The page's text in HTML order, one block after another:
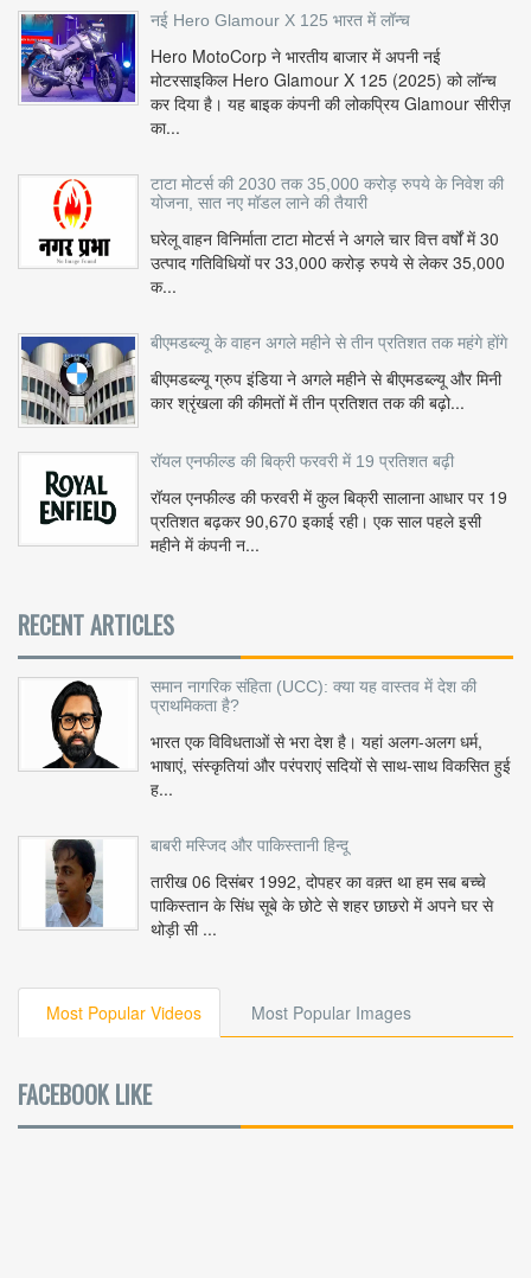
नई Hero Glamour X 125 भारत में लॉन्च
Hero MotoCorp ने भारतीय बाजार में अपनी नई
मोटरसाइकिल Hero Glamour X 125 (2025) को लॉन्च
कर दिया है। यह बाइक कंपनी की लोकप्रिय Glamour सीरीज़
का...
टाटा मोटर्स की 2030 तक 35,000 करोड़ रुपये के निवेश की
योजना, सात नए मॉडल लाने की तैयारी
घरेलू वाहन विनिर्माता टाटा मोटर्स ने अगले चार वित्त वर्षों में 30
उत्पाद गतिविधियों पर 33,000 करोड़ रुपये से लेकर 35,000
क...
बीएमडब्ल्यू के वाहन अगले महीने से तीन प्रतिशत तक महंगे होंगे
बीएमडब्ल्यू ग्रुप इंडिया ने अगले महीने से बीएमडब्ल्यू और मिनी
कार श्रृंखला की कीमतों में तीन प्रतिशत तक की बढ़ो...
रॉयल एनफील्ड की बिक्री फरवरी में 19 प्रतिशत बढ़ी
रॉयल एनफील्ड की फरवरी में कुल बिक्री सालाना आधार पर 19
प्रतिशत बढ़कर 90,670 इकाई रही। एक साल पहले इसी
महीने में कंपनी न...
RECENT ARTICLES
समान नागरिक संहिता (UCC): क्या यह वास्तव में देश की
प्राथमिकता है?
भारत एक विविधताओं से भरा देश है। यहां अलग-अलग धर्म,
भाषाएं, संस्कृतियां और परंपराएं सदियों से साथ-साथ विकसित हुई
ह...
बाबरी मस्जिद और पाकिस्तानी हिन्दू
तारीख 06 दिसंबर 1992, दोपहर का वक़्त था हम सब बच्चे
पाकिस्तान के सिंध सूबे के छोटे से शहर छाछरो में अपने घर से
थोड़ी सी ...
Most Popular Videos Most Popular Images
FACEBOOK LIKE